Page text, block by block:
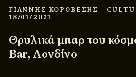
ΓΙΑΝΝΗΣ ΚΟΡΟΒΕΣΗΣ -
18/01/2021
Θρυλικά μπαρ του
Bar, Λονδίνο